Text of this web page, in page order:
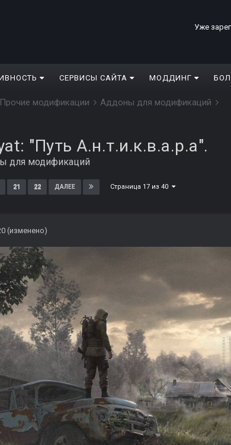
Уже
СЕРВИСЫ САЙТА МОДДИНГ
Прочие модификации
Аддоны для модификаций
"Путь А.н.т.и.к.в.а.р.а".
для модификаций
21 22 ДАЛЕЕ Страница 17 из 40
(изменено)